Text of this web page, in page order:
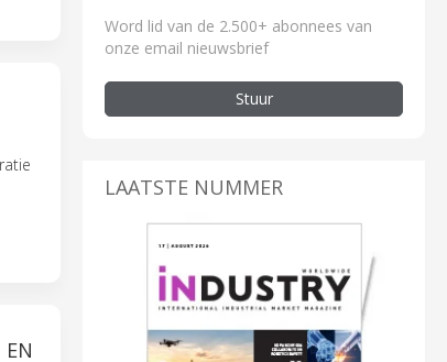
Word lid van de 2.500+ abonnees van
onze email nieuwsbrief
Stuur
LAATSTE NUMMER